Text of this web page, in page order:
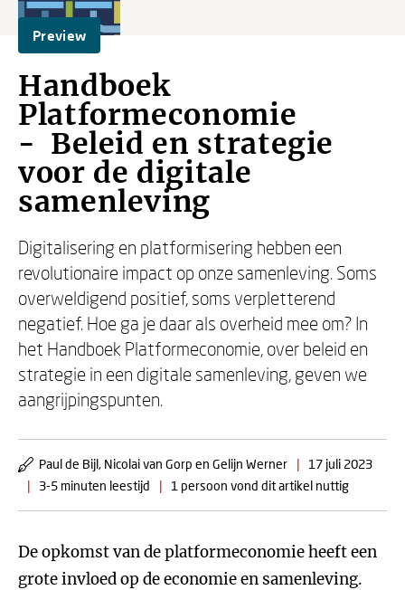
Preview
Handboek
Platformeconomie
- Beleid en strategie
voor de digitale
samenleving
Digitalisering en platformisering hebben een
revolutionaire impact op onze samenleving. Soms
overweldigend positief, soms verpletterend
negatief. Hoe ga je daar als overheid mee om? In
het Handboek Platformeconomie, over beleid en
strategie in een digitale samenleving, geven we
aangrijpingspunten.
Paul de Bijl, Nicolai van Gorp en Gelijn Werner |
17 juli 2023
|
3-5 minuten leestijd | 1 persoon vond dit artikel nuttig
De opkomst van de platformeconomie heeft een
grote invloed op de economie en samenleving.